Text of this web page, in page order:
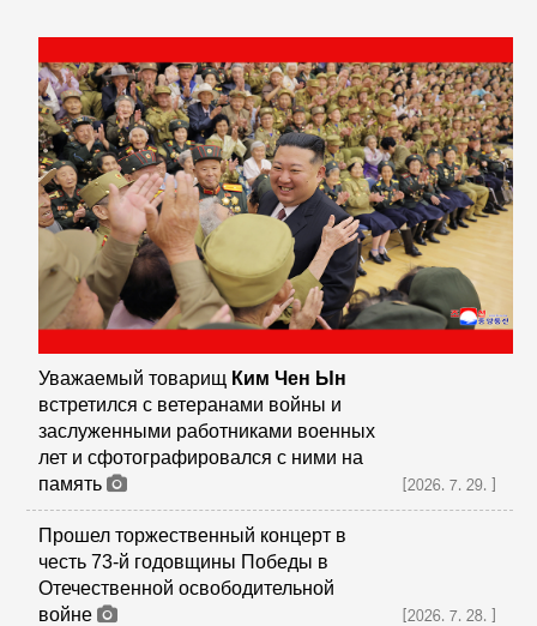
Уважаемый товарищ Ким Чен Ын
встретился с ветеранами войны и
заслуженными работниками военных
лет и сфотографировался с ними на
память
[2026.7.29.]
Прошел торжественный концерт в
честь 73-й годовщины Победы в
Отечественной освободительной
войне
[2026.7.28.]